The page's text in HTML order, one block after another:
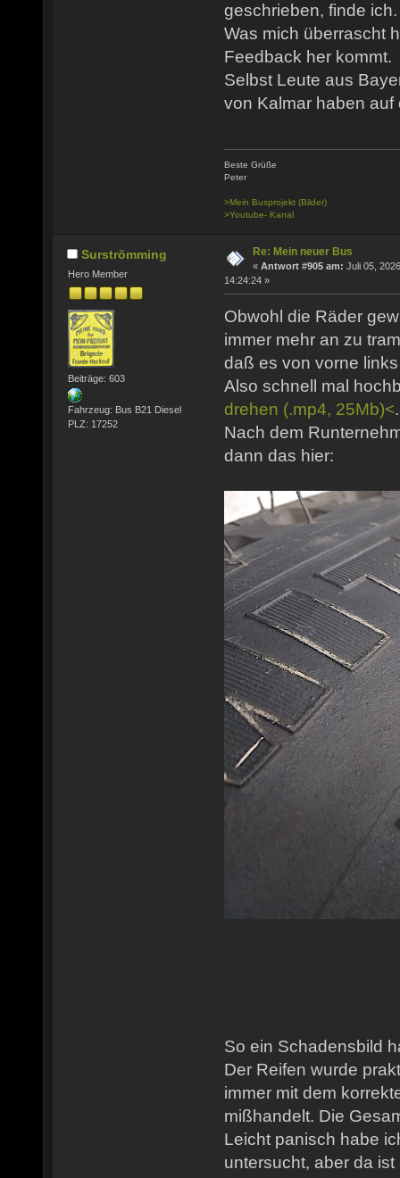
geschrieben, finde ich.
Was mich überrascht
Feedback her kommt.
Selbst Leute aus
von Kalmar haben
Beste Grüße
Peter
>Mein Busprojekt (Bilder)
>Youtube- Kanal
Surströmming
Hero Member
Beiträge: 603
Fahrzeug: Bus B21 Diesel
PLZ: 17252
Re: Mein neuer Bus
« Antwort #905 am: Juli 05,
14:24:24 »
Obwohl die Räder
immer mehr an zu
daß es von vorne
Also schnell mal
drehen (.mp4, 25Mb)<
Nach dem
dann das hier:
So ein Schadensbild
Der Reifen wurde
immer mit dem
mißhandelt. Die
Leicht panisch habe
untersucht, aber da ist